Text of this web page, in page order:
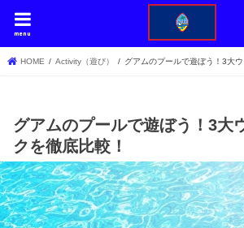
menu
HOME Activity（遊び） グアムのプールで遊ぼう！3大
グアムのプールで遊ぼう！3大
クを徹底比較！